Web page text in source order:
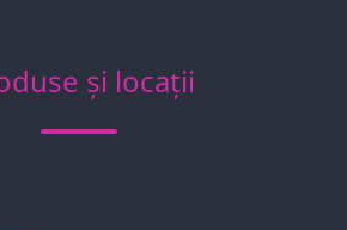
și locații